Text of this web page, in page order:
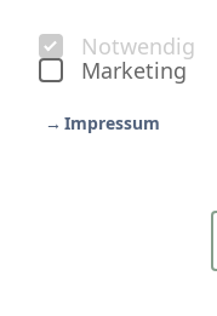
Notwendig
Marketing
Impressum